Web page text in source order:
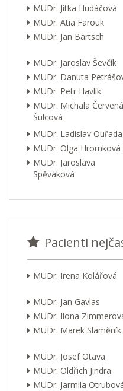
MUDr. Jitka Hudáčová
MUDr. Atia Farouk
MUDr. Jan Bartsch
MUDr. Jaroslav Ševčík
MUDr. Danuta
MUDr. Petr Havlík
MUDr. Michala Červená
Šulcová
MUDr. Ladislav Ouřada
MUDr. Olga Hromková
MUDr. Jaroslava
Spěváková
Pacienti
MUDr. Irena Kolářová
MUDr. Jan Gavlas
MUDr. Ilona
MUDr. Marek Slaměník
MUDr. Josef Otava
MUDr. Oldřich Jindra
MUDr. Jarmila